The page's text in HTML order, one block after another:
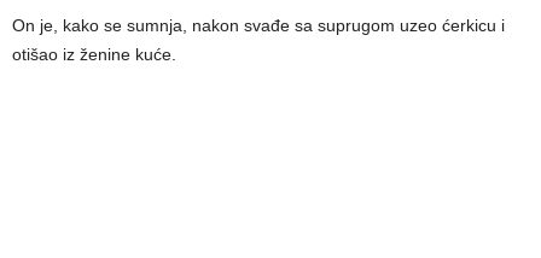
On je, kako se sumnja, nakon svađe sa suprugom uzeo ćerkicu i
otišao iz ženine kuće.